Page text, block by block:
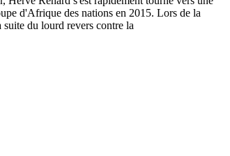
d'Afrique des nations en 2015. Lors de la
du lourd revers contre la